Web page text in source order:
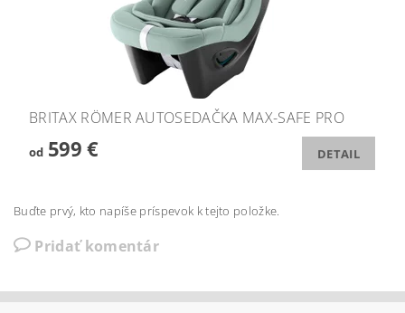
BRITAX RÖMER AUTOSEDAČKA MAX-SAFE PRO
od599 € DETAIL
Buďte prvý, kto napíše príspevok k tejto položke.
Pridať komentár